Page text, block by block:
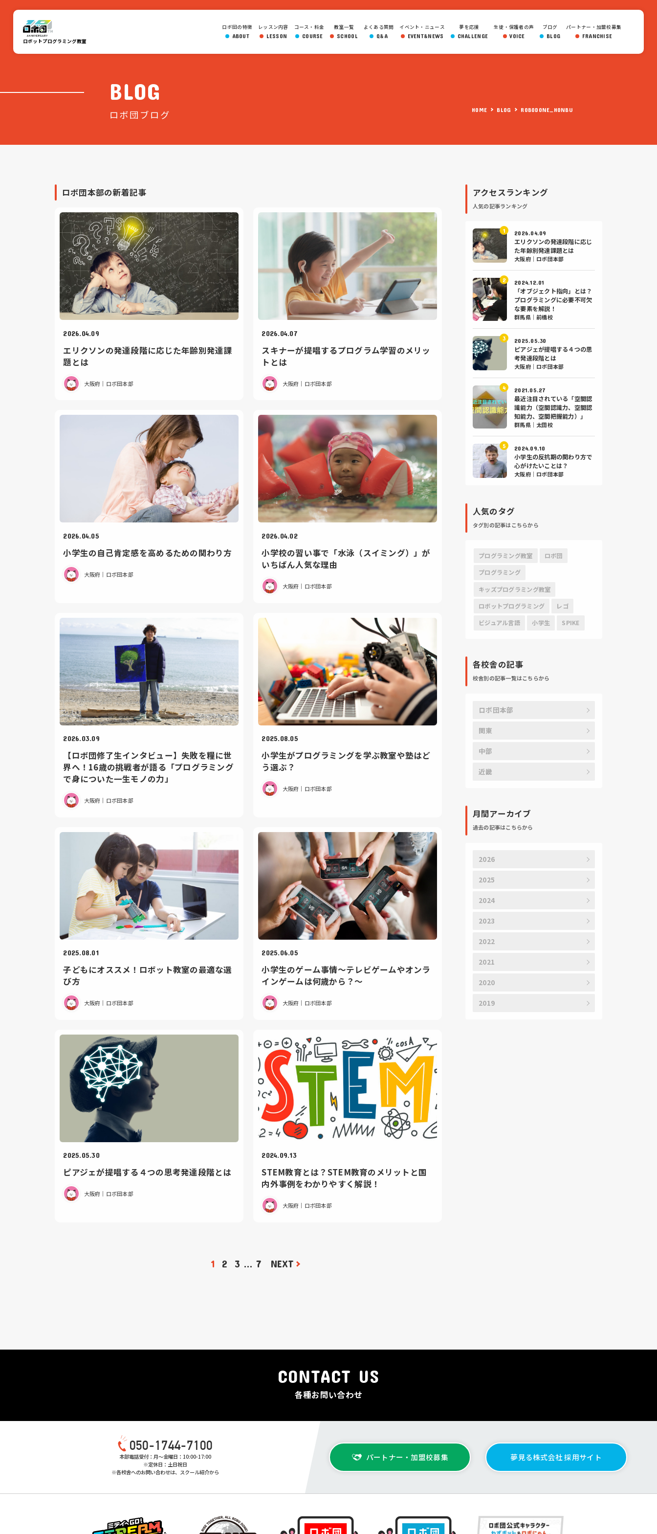
ロボットプログラミング教室
ロボ団の特徴
ABOUT
レッスン内容
LESSON
コース・料金
COURSE
教室一覧
SCHOOL
よくある質問
Q&A
イベント・ニュース
EVENT&NEWS
夢を応援
CHALLENGE
生徒・保護者の声
VOICE
ブログ
BLOG
パートナー・加盟校募集
FRANCHISE
BLOG
ロボ団ブログ HOME BLOG ROBODONE_HONBU
ロボ団本部の新着記事
2026.04.09
エリクソンの発達段階に応じた年齢別発達課
題とは
大阪府｜ロボ団本部
2026.04.07
スキナーが提唱するプログラム学習のメリッ
トとは
大阪府｜ロボ団本部
2026.04.05
小学生の自己肯定感を高めるための関わり方
大阪府｜ロボ団本部
2026.04.02
小学校の習い事で「水泳（スイミング）」が
いちばん人気な理由
大阪府｜ロボ団本部
2026.03.09
【ロボ団修了生インタビュー】失敗を糧に世
界へ！16歳の挑戦者が語る「プログラミング
で身についた一生モノの力」
大阪府｜ロボ団本部
2025.08.05
小学生がプログラミングを学ぶ教室や塾はど
う選ぶ？
大阪府｜ロボ団本部
2025.08.01
子どもにオススメ！ロボット教室の最適な選
び方
大阪府｜ロボ団本部
2025.06.05
小学生のゲーム事情〜テレビゲームやオンラ
インゲームは何歳から？〜
大阪府｜ロボ団本部
2025.05.30
ピアジェが提唱する４つの思考発達段階とは
大阪府｜ロボ団本部
2024.09.13
STEM教育とは？STEM教育のメリットと国
内外事例をわかりやすく解説！
大阪府｜ロボ団本部
1 2 3 … 7 NEXT
アクセスランキング
人気の記事ランキング
2026.04.09
エリクソンの発達段階に応じ
た年齢別発達課題とは
大阪府｜ロボ団本部
2024.12.01
「オブジェクト指向」とは？
プログラミングに必要不可欠
な要素を解説！
群馬県｜前橋校
2025.05.30
ピアジェが提唱する４つの思
考発達段階とは
大阪府｜ロボ団本部
2021.05.27
最近注目されている「空間認
識能力（空間認識力、空間認
知能力、空間把握能力）」
群馬県｜太田校
2024.09.10
小学生の反抗期の関わり方で
心がけたいことは？
大阪府｜ロボ団本部
人気のタグ
タグ別の記事はこちらから
プログラミング教室
ロボ団
プログラミング
キッズプログラミング教室
ロボットプログラミング
レゴ
ビジュアル言語
小学生 SPIKE
各校舎の記事
校舎別の記事一覧はこちらから
ロボ団本部
関東
中部
近畿
月間アーカイブ
過去の記事はこちらから
2026
2025
2024
2023
2022
2021
2020
2019
CONTACT US
各種お問い合わせ
050-1744-7100
本部電話受付：月〜金曜日：10:00-17:00
※定休日：土日祝日
※各校舎へのお問い合わせは、スクール紹介から
パートナー・加盟校募集 夢見る株式会社 採用サイト